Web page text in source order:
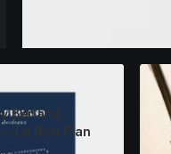
Berland
Le Bon Plan